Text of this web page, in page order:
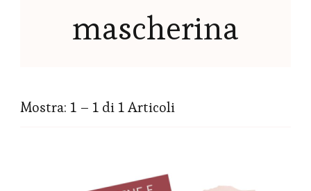
mascherina
Mostra: 1 – 1 di 1 Articoli